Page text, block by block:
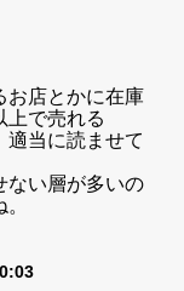
お店とかに在庫
上で売れる
適当に読ませて
ない層が多いの